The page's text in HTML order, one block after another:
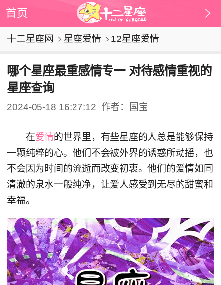
首页
十二星座网 星座爱情 12星座爱情
哪个星座最重感情专一 对待感情重视的
星座查询
2024-05-18 16:27:12 作者：国宝
在爱情的世界里，有些星座的人总是能够保持
一颗纯粹的心。他们不会被外界的诱惑所动摇，也
不会因为时间的流逝而改变初衷。他们的爱情如同
清澈的泉水一般纯净，让爱人感受到无尽的甜蜜和
幸福。